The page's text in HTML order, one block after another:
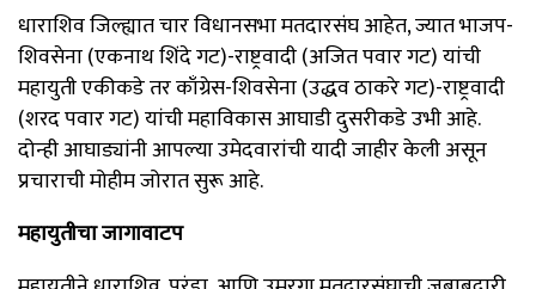
धाराशिव जिल्ह्यात चार विधानसभा मतदारसंघ आहेत, ज्यात भाजप-
शिवसेना (एकनाथ शिंदे गट)-राष्ट्रवादी (अजित पवार गट) यांची
महायुती एकीकडे तर काँग्रेस-शिवसेना (उद्धव ठाकरे गट)-राष्ट्रवादी
(शरद पवार गट) यांची महाविकास आघाडी दुसरीकडे उभी आहे.
दोन्ही आघाड्यांनी आपल्या उमेदवारांची यादी जाहीर केली असून
प्रचाराची मोहीम जोरात सुरू आहे.
महायुतीचा जागावाटप